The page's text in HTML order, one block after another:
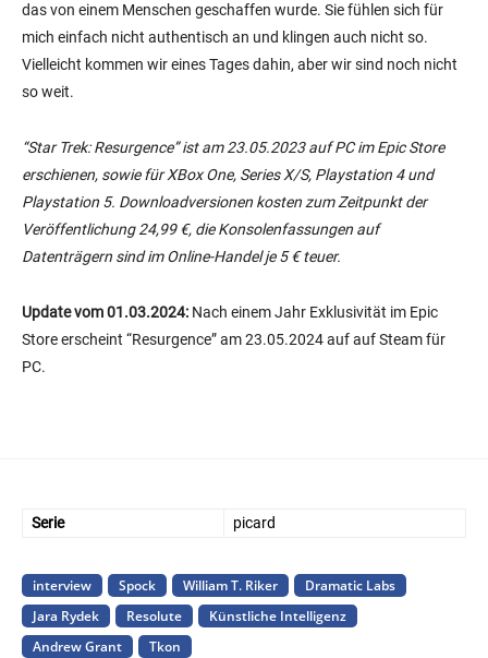
das von einem Menschen geschaffen wurde. Sie fühlen sich für
mich einfach nicht authentisch an und klingen auch nicht so.
Vielleicht kommen wir eines Tages dahin, aber wir sind noch nicht
so weit.
“Star Trek: Resurgence” ist am 23.05.2023 auf PC im Epic Store
erschienen, sowie für XBox One, Series X/S, Playstation 4 und
Playstation 5. Downloadversionen kosten zum Zeitpunkt der
Veröffentlichung 24,99 €, die Konsolenfassungen auf
Datenträgern sind im Online-Handel je 5 € teuer.
Update vom 01.03.2024: Nach einem Jahr Exklusivität im Epic
Store erscheint “Resurgence” am 23.05.2024 auf auf Steam für
PC.
Serie picard
interview Spock William T. Riker
Dramatic Labs
Jara Rydek
Resolute
Künstliche Intelligenz
Andrew Grant
Tkon